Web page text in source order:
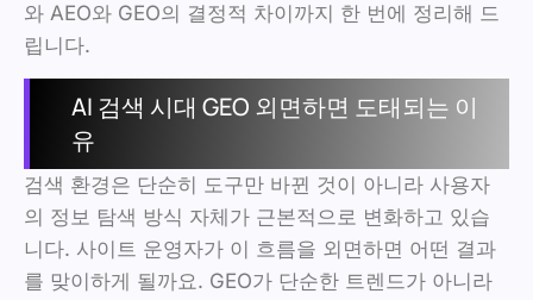
와 AEO와 GEO의 결정적 차이까지 한 번에 정리해 드
립니다.
AI 검색 시대 GEO 외면하면 도태되는 이
유
검색 환경은 단순히 도구만 바뀐 것이 아니라 사용자
의 정보 탐색 방식 자체가 근본적으로 변화하고 있습
니다. 사이트 운영자가 이 흐름을 외면하면 어떤 결과
를 맞이하게 될까요. GEO가 단순한 트렌드가 아니라